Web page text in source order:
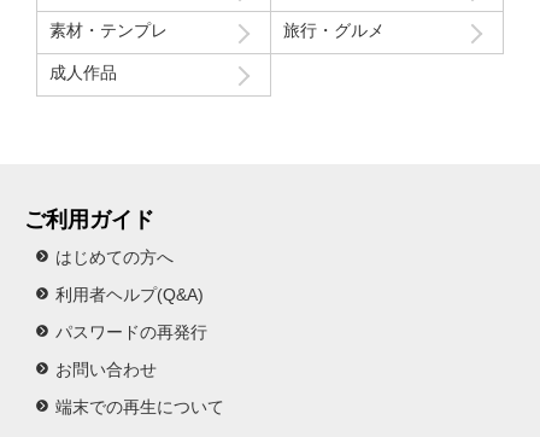
素材・テンプレ 旅行・グルメ
成人作品
ご利用ガイド
はじめての方へ
利用者ヘルプ(Q&A)
パスワードの再発行
お問い合わせ
端末での再生について